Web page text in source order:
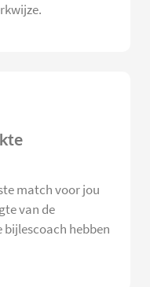
match voor jou
van de
hebben